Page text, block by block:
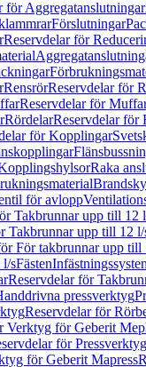
för Aggregatanslutningar
Förslutningar
Reservdelar för
RensrörReservdelar för
Reservdelar för
RördelarReservdelar för
för Kopplingar
Raka
för avlopp
Takbrunnar upp till 12
Takbrunnar upp till 12 l/
För takbrunnar upp till
l/sFästen
Reservdelar för
pressverktyg
Reservdelar för
Verktyg för Geberit
för
för Geberit Mapress